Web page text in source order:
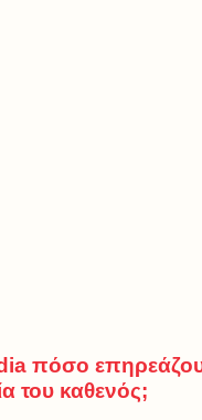
πόσο
του καθενός;